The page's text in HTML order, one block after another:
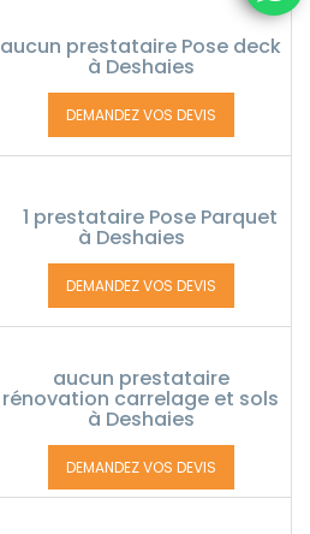
aucun prestataire Pose deck
à Deshaies
DEMANDEZ VOS DEVIS
1 prestataire Pose Parquet
à Deshaies
DEMANDEZ VOS DEVIS
aucun prestataire
rénovation carrelage et sols
à Deshaies
DEMANDEZ VOS DEVIS